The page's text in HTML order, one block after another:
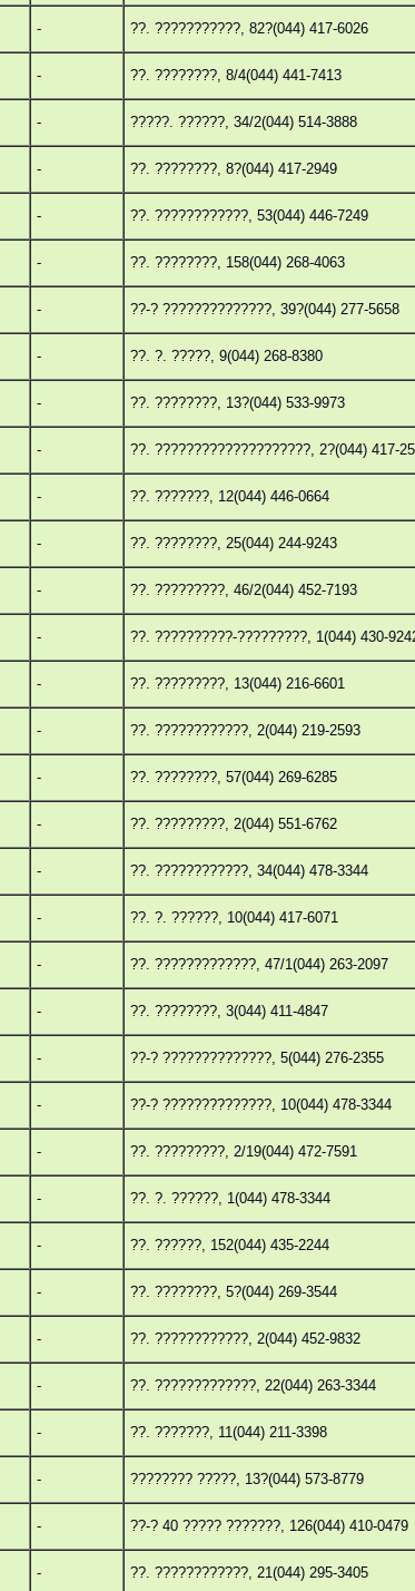
- ??. ???????????, 82?(044) 417-6026
- ??. ????????, 8/4(044) 441-7413
- ?????. ??????, 34/2(044) 514-3888
- ??. ????????, 8?(044) 417-2949
- ??. ????????????, 53(044) 446-7249
- ??. ????????, 158(044) 268-4063
- ??-? ??????????????, 39?(044) 277-5658
- ??. ?. ?????, 9(044) 268-8380
- ??. ????????, 13?(044) 533-9973
- ??. ????????????????????, 2?(044) 417-
- ??. ???????, 12(044) 446-0664
- ??. ????????, 25(044) 244-9243
- ??. ?????????, 46/2(044) 452-7193
- ??. ??????????-?????????, 1(044) 430-
- ??. ?????????, 13(044) 216-6601
- ??. ????????????, 2(044) 219-2593
- ??. ????????, 57(044) 269-6285
- ??. ?????????, 2(044) 551-6762
- ??. ????????????, 34(044) 478-3344
- ??. ?. ??????, 10(044) 417-6071
- ??. ?????????????, 47/1(044) 263-2097
- ??. ????????, 3(044) 411-4847
- ??-? ??????????????, 5(044) 276-2355
- ??-? ??????????????, 10(044) 478-3344
- ??. ?????????, 2/19(044) 472-7591
- ??. ?. ??????, 1(044) 478-3344
- ??. ??????, 152(044) 435-2244
- ??. ????????, 5?(044) 269-3544
- ??. ????????????, 2(044) 452-9832
- ??. ?????????????, 22(044) 263-3344
- ??. ???????, 11(044) 211-3398
- ???????? ?????, 13?(044) 573-8779
- ??-? 40 ????? ???????, 126(044) 410-0479
- ??. ????????????, 21(044) 295-3405